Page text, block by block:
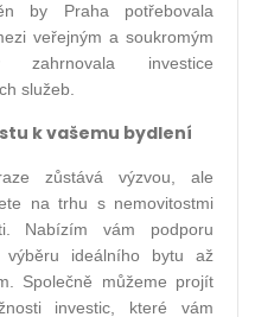
by Praha potřebovala
veřejným a soukromým
investice
služeb.
k vašemu bydlení
zůstává výzvou, ale
na trhu s nemovitostmi
Nabízím vám podporu
ideálního bytu až
Společně můžeme projít
investic, které vám